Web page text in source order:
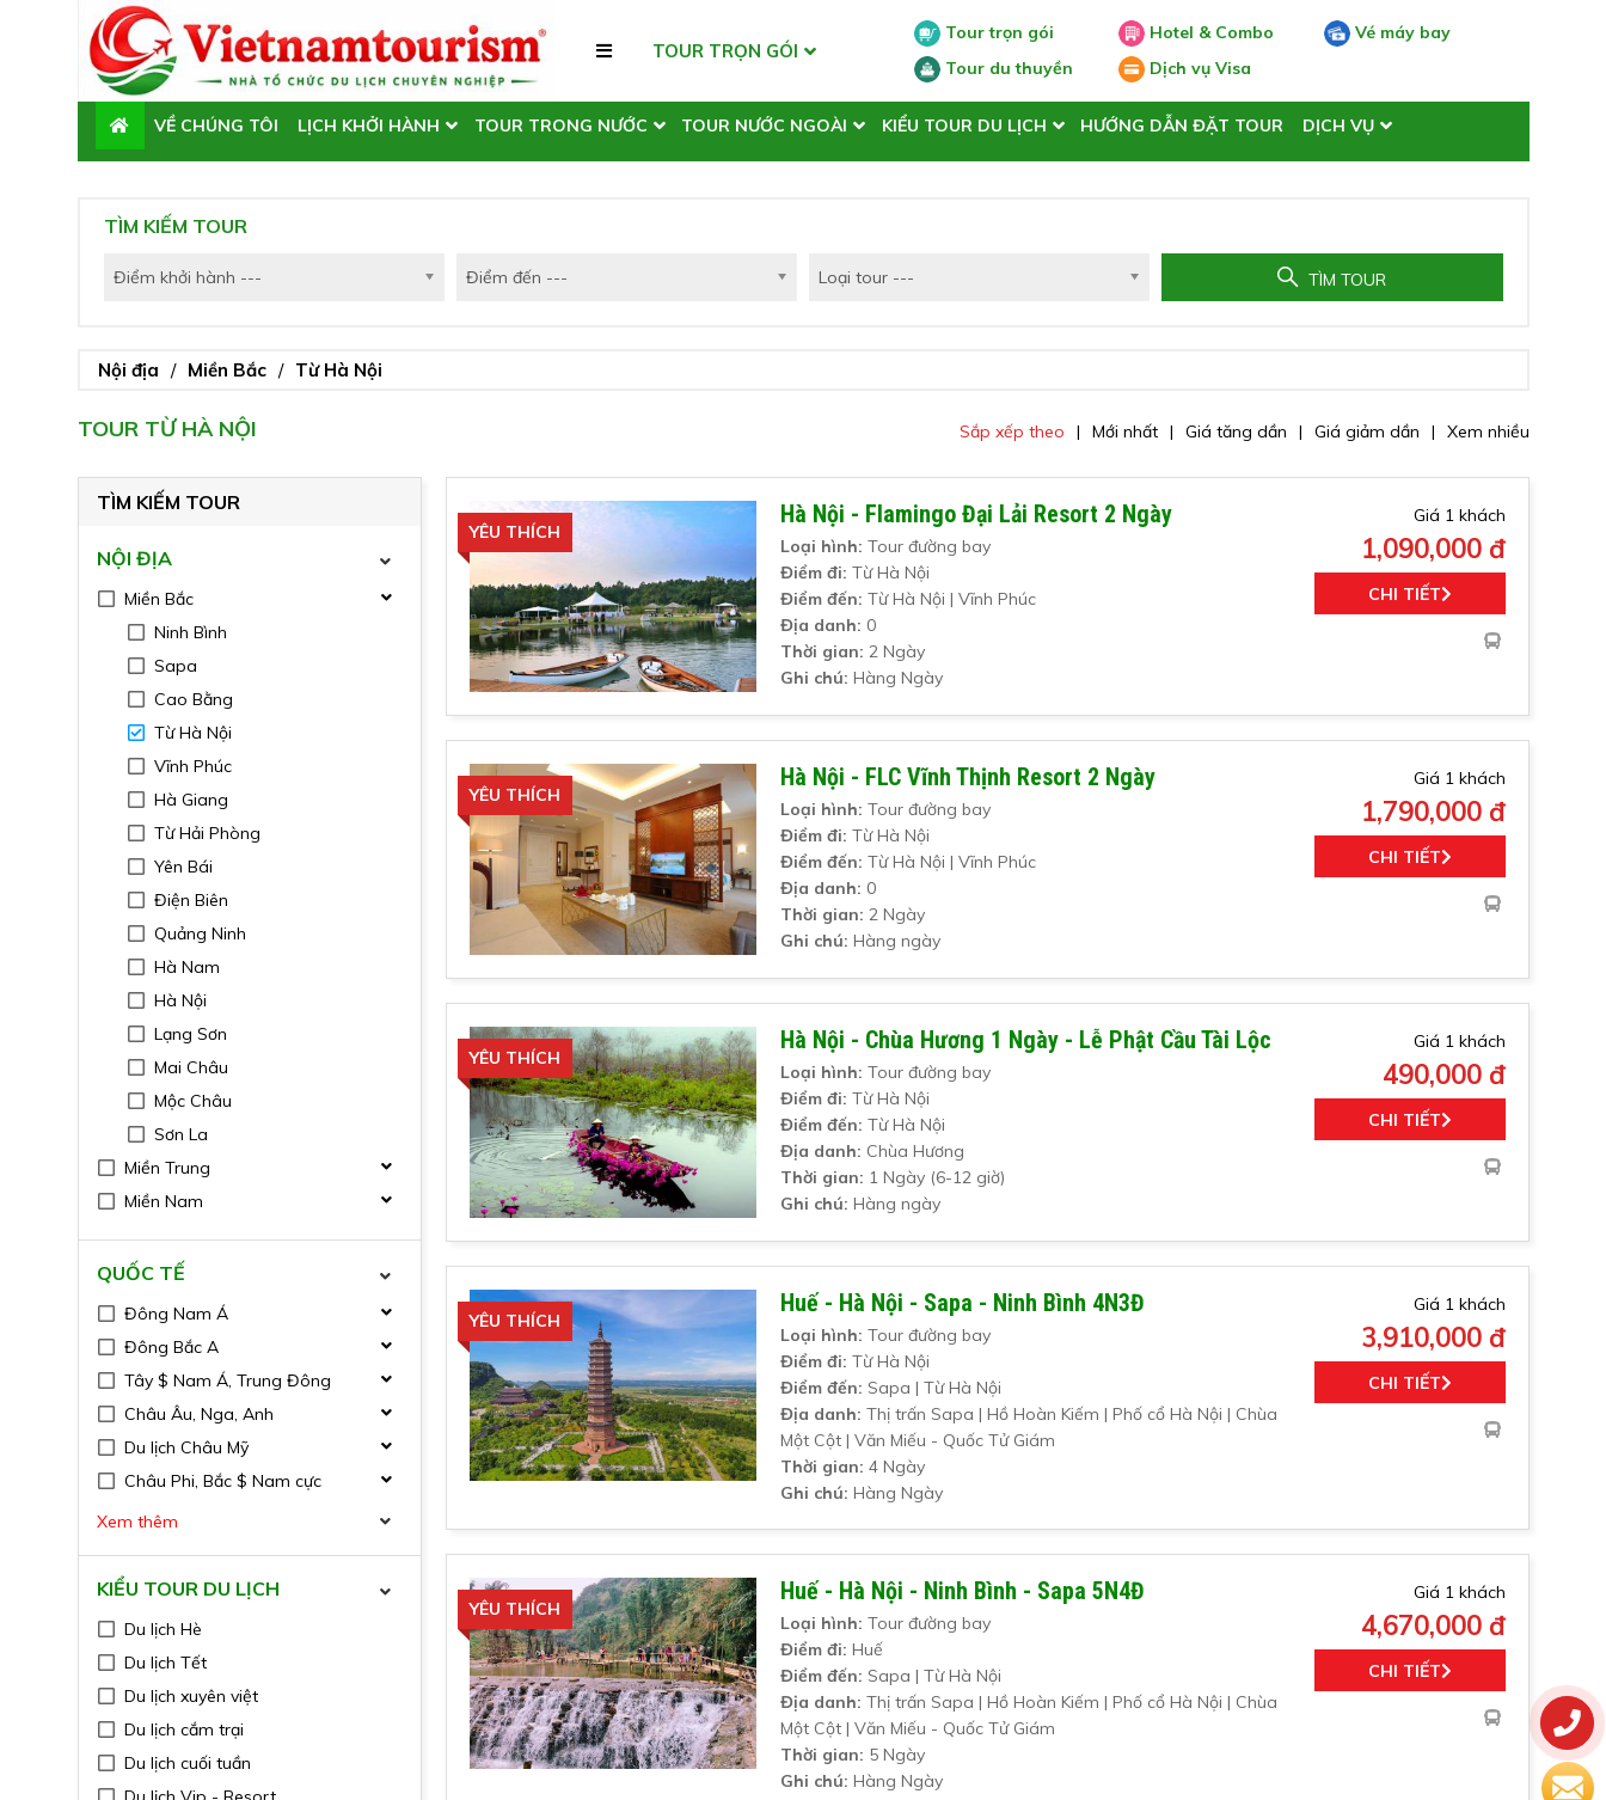
TOUR TRỌN GÓI
Tour trọn gói Hotel & Combo
Vé máy bay
Tour du thuyền
Dịch vụ Visa
VỀ CHÚNG TÔI LỊCH KHỞI HÀNH TOUR TRONG NƯỚC TOUR NƯỚC NGOÀI KIỂU TOUR DU LỊCH HƯỚNG DẪN ĐẶT TOUR DỊCH VỤ
TÌM KIẾM TOUR
Điểm khởi hành --- Điểm đến --- Loại tour --- TÌM TOUR
Nội địa Miền Bắc Từ Hà Nội
TOUR TỪ HÀ NỘI Sắp xếp theo Mới nhất Giá tăng dần Giá giảm dần Xem nhiều
TÌM KIẾM TOUR
NỘI ĐỊA
Miền Bắc
Ninh Bình
Sapa
Cao Bằng
Từ Hà Nội
Vĩnh Phúc
Hà Giang
Từ Hải Phòng
Yên Bái
Điện Biên
Quảng Ninh
Hà Nam
Hà Nội
Lạng Sơn
Mai Châu
Mộc Châu
Sơn La
Miền Trung
Miền Nam
QUỐC TẾ
Đông Nam Á
Đông Bắc A
Tây $ Nam Á, Trung Đông
Châu Âu, Nga, Anh
Du lịch Châu Mỹ
Châu Phi, Bắc $ Nam cực
Xem thêm
KIỂU TOUR DU LỊCH
Du lịch Hè
Du lịch Tết
Du lịch xuyên việt
Du lịch cắm trại
Du lịch cuối tuần
YÊU THÍCH
Hà Nội - Flamingo Đại Lải Resort 2 Ngày
Loại hình: Tour đường bay
Điểm đi: Từ Hà Nội
Điểm đến: Từ Hà Nội | Vĩnh Phúc
Địa danh: 0
Thời gian: 2 Ngày
Ghi chú: Hàng Ngày
Giá 1 khách
1,090,000 đ
CHI TIẾT
YÊU THÍCH
Hà Nội - FLC Vĩnh Thịnh Resort 2 Ngày
Loại hình: Tour đường bay
Điểm đi: Từ Hà Nội
Điểm đến: Từ Hà Nội | Vĩnh Phúc
Địa danh: 0
Thời gian: 2 Ngày
Ghi chú: Hàng ngày
Giá 1 khách
1,790,000 đ
CHI TIẾT
YÊU THÍCH
Hà Nội - Chùa Hương 1 Ngày - Lễ Phật Cầu Tài Lộc
Loại hình: Tour đường bay
Điểm đi: Từ Hà Nội
Điểm đến: Từ Hà Nội
Địa danh: Chùa Hương
Thời gian: 1 Ngày (6-12 giờ)
Ghi chú: Hàng ngày
Giá 1 khách
490,000 đ
CHI TIẾT
YÊU THÍCH
Huế - Hà Nội - Sapa - Ninh Bình 4N3Đ
Loại hình: Tour đường bay
Điểm đi: Từ Hà Nội
Điểm đến: Sapa | Từ Hà Nội
Địa danh: Thị trấn Sapa | Hồ Hoàn Kiếm | Phố cổ Hà Nội | Chùa
Một Cột | Văn Miếu - Quốc Tử Giám
Thời gian: 4 Ngày
Ghi chú: Hàng Ngày
Giá 1 khách
3,910,000 đ
CHI TIẾT
YÊU THÍCH
Huế - Hà Nội - Ninh Bình - Sapa 5N4Đ
Loại hình: Tour đường bay
Điểm đi: Huế
Điểm đến: Sapa | Từ Hà Nội
Địa danh: Thị trấn Sapa | Hồ Hoàn Kiếm | Phố cổ Hà Nội | Chùa
Một Cột | Văn Miếu - Quốc Tử Giám
Thời gian: 5 Ngày
Ghi chú: Hàng Ngày
Giá 1 khách
4,670,000 đ
CHI TIẾT